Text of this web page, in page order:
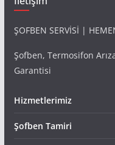
ŞOFBEN SERVİSİ |
Şofben, Termosifon
Garantisi
Hizmetlerimiz
Şofben Tamiri